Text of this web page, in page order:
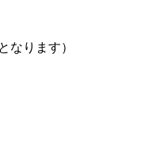
なります）